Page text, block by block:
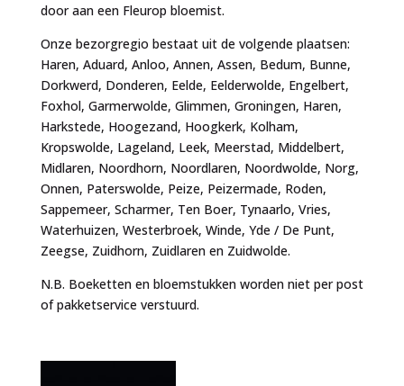
door aan een Fleurop bloemist.
Onze bezorgregio bestaat uit de volgende plaatsen:
Haren, Aduard, Anloo, Annen, Assen, Bedum, Bunne,
Dorkwerd, Donderen, Eelde, Eelderwolde, Engelbert,
Foxhol, Garmerwolde, Glimmen, Groningen, Haren,
Harkstede, Hoogezand, Hoogkerk, Kolham,
Kropswolde, Lageland, Leek, Meerstad, Middelbert,
Midlaren, Noordhorn, Noordlaren, Noordwolde, Norg,
Onnen, Paterswolde, Peize, Peizermade, Roden,
Sappemeer, Scharmer, Ten Boer, Tynaarlo, Vries,
Waterhuizen, Westerbroek, Winde, Yde / De Punt,
Zeegse, Zuidhorn, Zuidlaren en Zuidwolde.
N.B. Boeketten en bloemstukken worden niet per post
of pakketservice verstuurd.